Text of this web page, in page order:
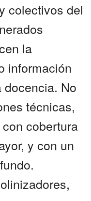
colectivos del
la
información
No
técnicas,
cobertura
y con un